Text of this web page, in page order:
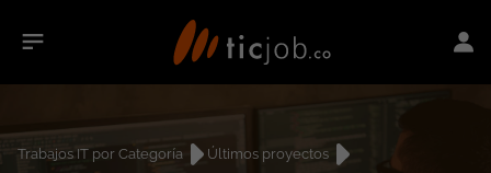
Trabajos IT por Categoría
Últimos proyectos